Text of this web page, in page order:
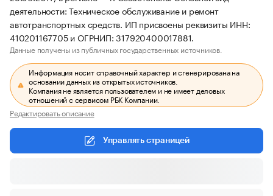
деятельности: Техническое обслуживание и ремонт
автотранспортных средств. ИП присвоены реквизиты ИНН:
410201167705 и ОГРНИП: 317920400017881.
Данные получены из публичных государственных источников.
Информация носит справочный характер и сгенерирована на
основании данных из открытых источников.
Компания не является пользователем и не имеет деловых
отношений с сервисом РБК Компании.
Редактировать описание
Управлять страницей